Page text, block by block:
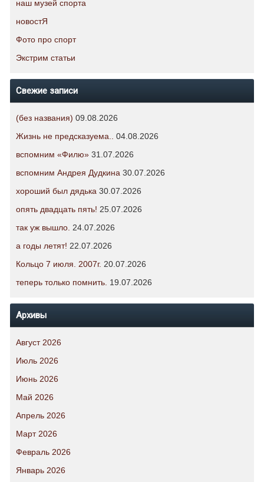
наш музей спорта
новостЯ
Фото про спорт
Экстрим статьи
Свежие записи
(без названия) 09.08.2026
Жизнь не предсказуема..
04.08.2026
вспомним «Филю» 31.07.2026
вспомним Андрея Дудкина 30.07.2026
хороший был дядька 30.07.2026
опять двадцать пять! 25.07.2026
так уж вышло. 24.07.2026
а годы летят! 22.07.2026
Кольцо 7 июля. 2007г. 20.07.2026
теперь только помнить. 19.07.2026
Архивы
Август 2026
Июль 2026
Июнь 2026
Май 2026
Апрель 2026
Март 2026
Февраль 2026
Январь 2026